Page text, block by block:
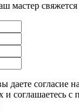
мастер
даете согласие
соглашаетесь c